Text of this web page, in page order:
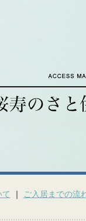
｜ ご入居までの流